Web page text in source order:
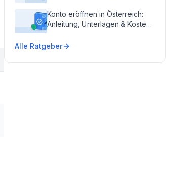
Konto eröffnen in Österreich:
Anleitung, Unterlagen & Kosten
Alle Ratgeber